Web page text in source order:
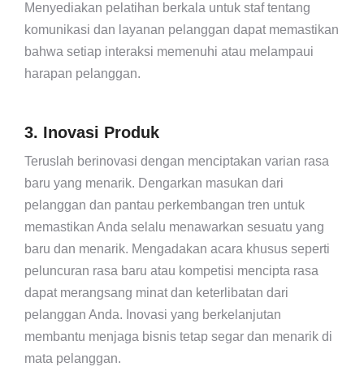
Menyediakan pelatihan berkala untuk staf tentang
komunikasi dan layanan pelanggan dapat memastikan
bahwa setiap interaksi memenuhi atau melampaui
harapan pelanggan.
3. Inovasi Produk
Teruslah berinovasi dengan menciptakan varian rasa
baru yang menarik. Dengarkan masukan dari
pelanggan dan pantau perkembangan tren untuk
memastikan Anda selalu menawarkan sesuatu yang
baru dan menarik. Mengadakan acara khusus seperti
peluncuran rasa baru atau kompetisi mencipta rasa
dapat merangsang minat dan keterlibatan dari
pelanggan Anda. Inovasi yang berkelanjutan
membantu menjaga bisnis tetap segar dan menarik di
mata pelanggan.